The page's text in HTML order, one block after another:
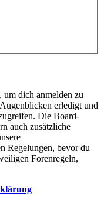
um dich anmelden zu
erledigt und
Die Board-
auch zusätzliche
Regelungen, bevor du
Forenregeln,